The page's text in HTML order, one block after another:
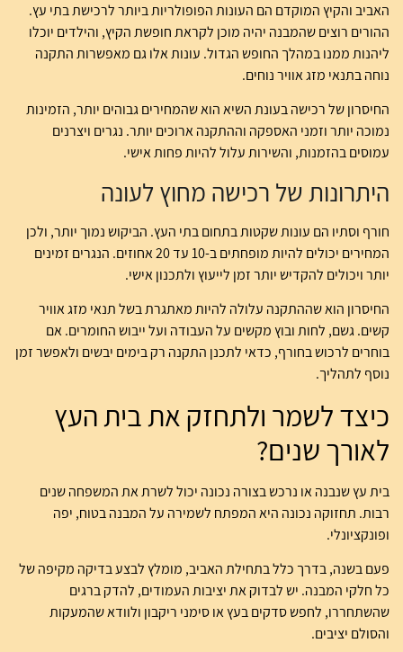
האביב והקיץ המוקדם הם העונות הפופולריות ביותר לרכישת בתי עץ.
ההורים רוצים שהמבנה יהיה מוכן לקראת חופשת הקיץ, והילדים יוכלו
ליהנות ממנו במהלך החופש הגדול. עונות אלו גם מאפשרות התקנה
נוחה בתנאי מזג אוויר נוחים.
החיסרון של רכישה בעונת השיא הוא שהמחירים גבוהים יותר, הזמינות
נמוכה יותר וזמני האספקה וההתקנה ארוכים יותר. נגרים ויצרנים
עמוסים בהזמנות, והשירות עלול להיות פחות אישי.
היתרונות של רכישה מחוץ לעונה
חורף וסתיו הם עונות שקטות בתחום בתי העץ. הביקוש נמוך יותר, ולכן
המחירים יכולים להיות מופחתים ב-10 עד 20 אחוזים. הנגרים זמינים
יותר ויכולים להקדיש יותר זמן לייעוץ ולתכנון אישי.
החיסרון הוא שההתקנה עלולה להיות מאתגרת בשל תנאי מזג אוויר
קשים. גשם, לחות ובוץ מקשים על העבודה ועל ייבוש החומרים. אם
בוחרים לרכוש בחורף, כדאי לתכנן התקנה רק בימים יבשים ולאפשר זמן
נוסף לתהליך.
כיצד לשמר ולתחזק את בית העץ
לאורך שנים?
בית עץ שנבנה או נרכש בצורה נכונה יכול לשרת את המשפחה שנים
רבות. תחזוקה נכונה היא המפתח לשמירה על המבנה בטוח, יפה
ופונקציונלי.
פעם בשנה, בדרך כלל בתחילת האביב, מומלץ לבצע בדיקה מקיפה של
כל חלקי המבנה. יש לבדוק את יציבות העמודים, להדק ברגים
שהשתחררו, לחפש סדקים בעץ או סימני ריקבון ולוודא שהמעקות
והסולם יציבים.